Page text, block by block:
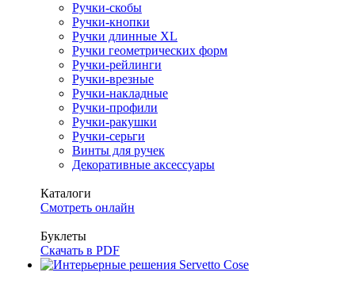
Ручки-скобы
Ручки-кнопки
Ручки длинные XL
Ручки геометрических форм
Ручки-рейлинги
Ручки-врезные
Ручки-накладные
Ручки-профили
Ручки-ракушки
Ручки-серьги
Винты для ручек
Декоративные аксессуары
Каталоги
Смотреть онлайн
Буклеты
Скачать в PDF